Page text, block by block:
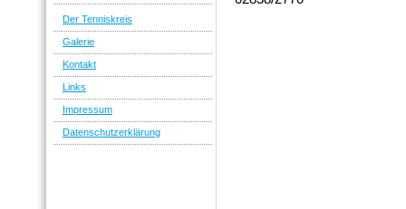
Der Tenniskreis
Galerie
Kontakt
Links
Impressum
Datenschutzerklärung